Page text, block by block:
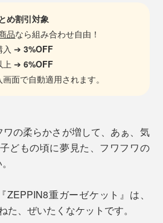
め割引対象
品なら組み合わせ自由！
入 ➔3%OFF
上 ➔6%OFF
面で自動適用されます。
の柔らかさが増して、あぁ、気
どもの頃に夢見た、フワフワの
重ガーゼケット』は、
た、ぜいたくなケットです。